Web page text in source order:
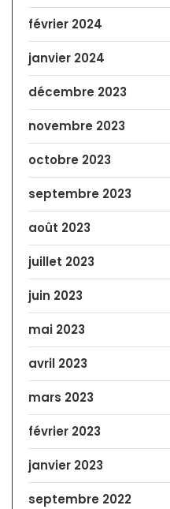
février 2024
janvier 2024
décembre 2023
novembre 2023
octobre 2023
septembre 2023
août 2023
juillet 2023
juin 2023
mai 2023
avril 2023
mars 2023
février 2023
janvier 2023
septembre 2022